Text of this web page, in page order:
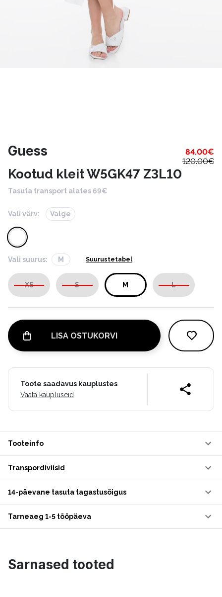
Guess 84.00€
120.00€
Kootud kleit W5GK47 Z3L10
Tasuta transport alates 69€
Vali värv: Valge
Vali suurus: M Suurustetabel
XS S M L
LISA OSTUKORVI
Toote saadavus kauplustes
Vaata kaupluseid
Tooteinfo
Transpordiviisid
14-päevane tasuta tagastusõigus
Tarneaeg 1-5 tööpäeva
Sarnased tooted